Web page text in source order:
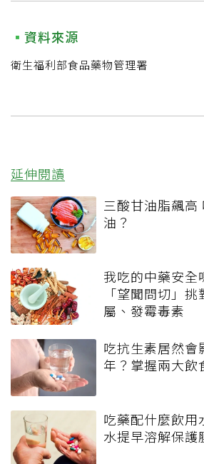
資料來源
衛生福利部食品藥物管理署
延伸閱讀
三酸甘油脂飆高
油？
我吃的中藥安全
「望聞問切」
屬、發霉毒素
吃抗生素居然會
年？掌握兩大飲
吃藥配什麼飲用
水提早溶解保護